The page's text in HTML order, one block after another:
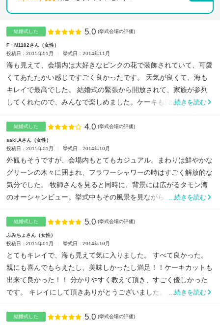
結婚式した 点数
5.0 (挙式会場の評価)
F・M1102さん
女性
投稿日：2015年01月
挙式日：2014年11月
海も見えて、会場内は大好きなピンクの花で装飾されていて、可愛
くてあたたかい感じですごく良かったです。 天気が良くて、海も
キレイで最高でした。 結婚式の緊張から開放されて、家族が参列
してくれたので、みんなで楽しめました。ケーキも美味しかった
…続きを読む
結婚式した 点数
4.0 (挙式会場の評価)
saki.Aさん
女性
投稿日：2015年01月
挙式日：2014年10月
外観もそうですが、会場内もとてもカジュアル。まわりは鮮やかな
グリーンの木々に囲まれ、フラワーシャワーの時はすごく解放的な
気分でした。 牧師さんを見ると同時に、背景には広がるタモン湾
のオーシャンビュー。挙式中もその風景を見ながら、緊張を和ら
…続きを読む
結婚式した 点数
5.0 (挙式会場の評価)
ふみちょさん
女性
投稿日：2015年01月
挙式日：2014年10月
とてもキレイで、海も見えて気に入りました。 すべて良かった。
親にも喜んでもらえたし、美味しかったし満足！！ケーキカットも
出来て良かった！！ 分かりやすく教えて頂き、すごく優しかった
です。 キレイにして頂きありがとうございました。もう1度ド...
…続きを読む
結婚式した 点数
5.0 (挙式会場の評価)